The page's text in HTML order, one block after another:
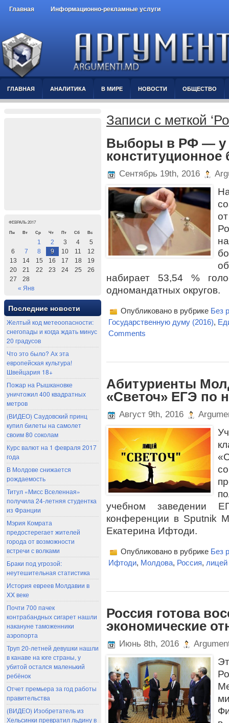
Главная Информационно-рекламные услуги
ГЛАВНАЯ АНАЛИТИКА В МИРЕ НОВОСТИ ОБЩЕСТВО
ФЕВРАЛЬ 2017
Пн
Вт Ср Чт Пт Сб Вс
« Янв
1 2 3 4
5
6
7 8 9 10 11
12
13
14 15 16 17 18
19
20
21 22 23 24 25
26
27
28
Последние новости
Желтый код метеоопасности:
снегопады и когда ждать минус
20 градусов
Что это было? Ах эта
европейская культура!
Швейцария 18+
Пожар на Рышкановке
уничтожил 400 квадратных
метров
(ВИДЕО) Саудовский принц
купил билеты на самолет
своим 80 соколам
Курс валют на 1 февраля 2017
года
В Молдове снижается
рождаемость
Титул «Мисс Вселенная»
получила 24-летняя студентка
из Франции
Мэрия Комрата
предостерегает жителей
города от возможности
встречи с волками
Браки под угрозой:
неутешительная статистика
История евреев Молдавии в
XX веке
Почти 700 пачек
контрабандных сигарет нашли
накануне таможенники
аэропорта
Труп 20-летней девушки нашли
в канаве на юге страны, у
убитой остался маленький
ребёнок
Отчет премьера за год работы
правительства
(ВИДЕО) Изобретатель из
Хельсинки превратил льдину в
Записи с меткой
Выборы в РФ — у
Сентябрь 19th, 2016
набирает 53,54 %
одномандатных округов.
Опубликовано в рубрике Без
Государственную думу (2016),
Comments
Абитуриенты
«Светоч» ЕГЭ по
Август 9th, 2016
учебном заведении
конференции в Sputnik
Екатерина Ифтоди.
Опубликовано в рубрике Без
Ифтоди, Молдова, Россия,
Россия готова
экономические
Июнь 8th, 2016